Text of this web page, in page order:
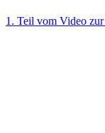
1. Teil vom Video